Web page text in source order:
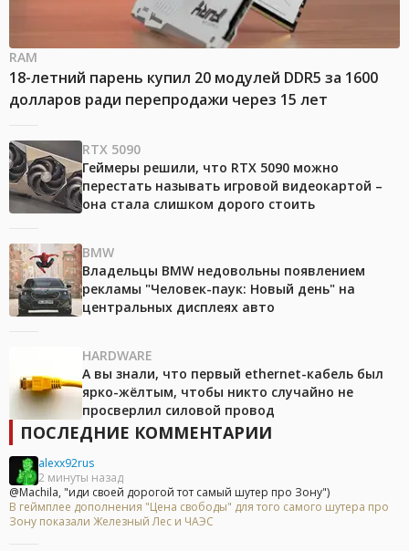
RAM
18-летний парень купил 20 модулей DDR5 за 1600
долларов ради перепродажи через 15 лет
RTX 5090
Геймеры решили, что RTX 5090 можно
перестать называть игровой видеокартой –
она стала слишком дорого стоить
BMW
Владельцы BMW недовольны появлением
рекламы "Человек-паук: Новый день" на
центральных дисплеях авто
HARDWARE
А вы знали, что первый ethernet-кабель был
ярко-жёлтым, чтобы никто случайно не
просверлил силовой провод
ПОСЛЕДНИЕ КОММЕНТАРИИ
alexx92rus
2 минуты назад
@Machila, "иди своей дорогой тот самый шутер про Зону")
В геймплее дополнения "Цена свободы" для того самого шутера про
Зону показали Железный Лес и ЧАЭС